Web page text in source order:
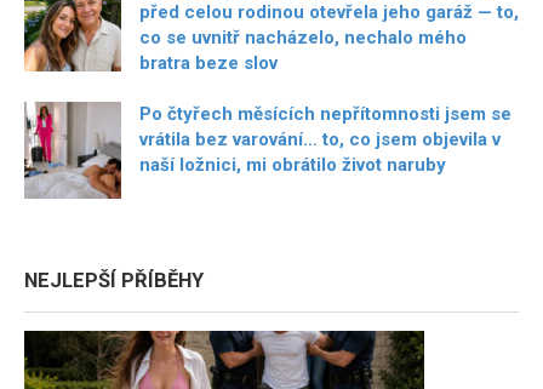
před celou rodinou otevřela jeho garáž — to,
co se uvnitř nacházelo, nechalo mého
bratra beze slov
Po čtyřech měsících nepřítomnosti jsem se
vrátila bez varování… to, co jsem objevila v
naší ložnici, mi obrátilo život naruby
NEJLEPŠÍ PŘÍBĚHY